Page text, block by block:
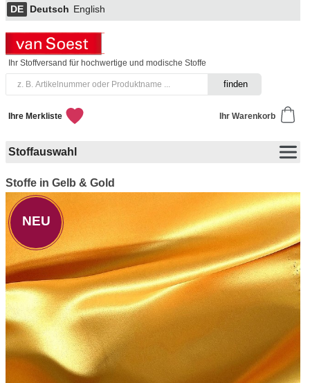
DE Deutsch English
Ihr Stoffversand für hochwertige und modische Stoffe
Ihr Warenkorb
Ihre Merkliste
Stoffauswahl
Stoffe in Gelb & Gold
NEU